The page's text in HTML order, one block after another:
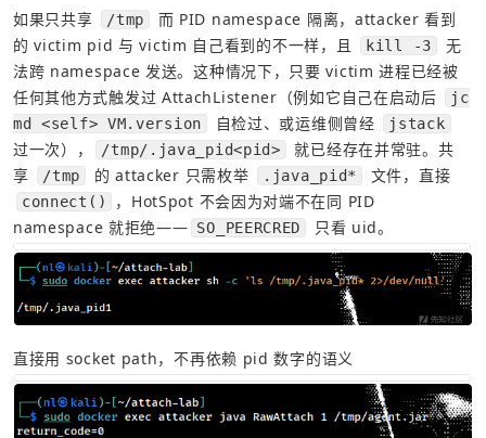
如果只共享 /tmp
而 PID namespace 隔离，attacker 看到
的 victim pid 与 victim 自己看到的不一样，且
kill -3
无
法跨 namespace 发送。这种情况下，只要 victim 进程已经被
任何其他方式触发过 AttachListener（例如它自己在启动后
jc
md <self> VM.version
自检过、或运维侧曾经 jstack
过一次）， /tmp/.java_pid<pid>
就已经存在并常驻。共
享
/tmp 的 attacker 只需枚举 .java_pid* 文件，直接
connect()
，HotSpot 不会因为对端不在同 PID
namespace 就拒绝—— SO_PEERCRED 只看 uid。
直接用 socket path，不再依赖 pid 数字的语义